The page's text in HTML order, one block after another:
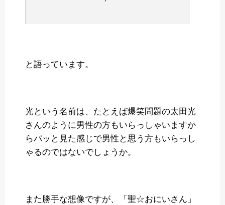
と語っています。
光という名前は、たとえば爆笑問題の太田光
さんのように男性の方もいらっしゃいますか
らパッと見た感じで男性と思う方もいらっし
ゃるのではないでしょうか。
また勝手な想像ですが、「聖☆おにいさん」